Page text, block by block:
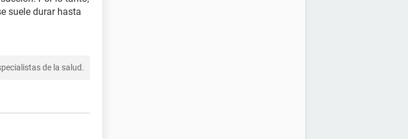
suele durar hasta
de la salud.